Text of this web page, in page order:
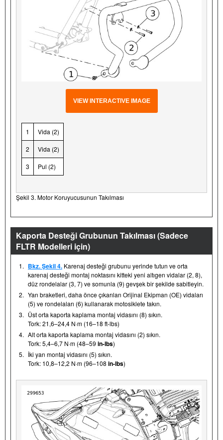
VIEW INTERACTIVE IMAGE
1 Vida (2)
2 Vida (2)
3 Pul (2)
Şekil 3. Motor Koruyucusunun Takılması
Kaporta Desteği Grubunun Takılması (Sadece
FLTR Modelleri için)
1. Bkz. Şekil 4. Karenaj desteği grubunu yerinde tutun ve orta
karenaj desteği montaj noktasını kitteki yeni altıgen vidalar (2, 8),
düz rondelalar (3, 7) ve somunla (9) gevşek bir şekilde sabitleyin.
2. Yan braketleri, daha önce çıkarılan Orijinal Ekipman (OE) vidaları
(5) ve rondelaları (6) kullanarak motosiklete takın.
3. Üst orta kaporta kaplama montaj vidasını (8) sıkın.
Tork: 21,6–24,4 N·m (16–18 ft-lbs)
4. Alt orta kaporta kaplama montaj vidasını (2) sıkın.
Tork: 5,4–6,7 N·m (48–59 in-lbs)
5. İki yan montaj vidasını (5) sıkın.
Tork: 10,8–12,2 N·m (96–108 in-lbs)